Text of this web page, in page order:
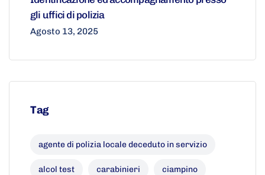
gli uffici di polizia
Agosto 13, 2025
Tag
agente di polizia locale deceduto in servizio
alcol test carabinieri ciampino